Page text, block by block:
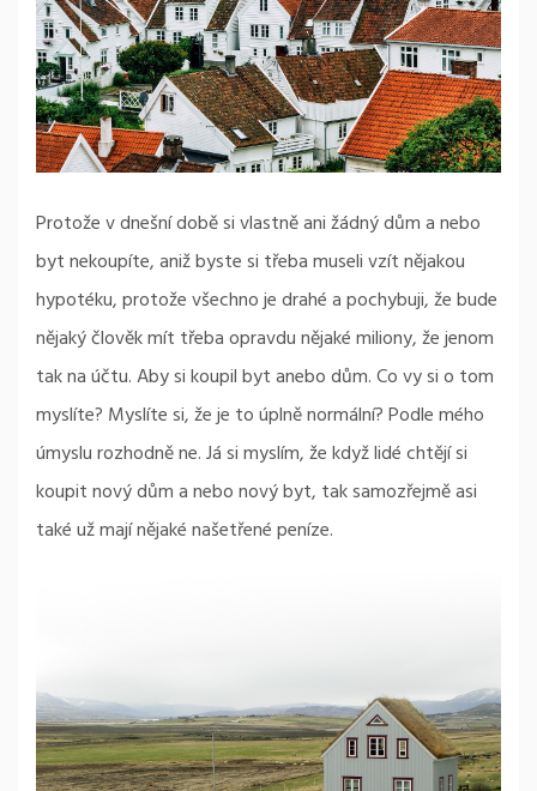
Protože v dnešní době si vlastně ani žádný dům a nebo
byt nekoupíte, aniž byste si třeba museli vzít nějakou
hypotéku, protože všechno je drahé a pochybuji, že bude
nějaký člověk mít třeba opravdu nějaké miliony, že jenom
tak na účtu. Aby si koupil byt anebo dům. Co vy si o tom
myslíte? Myslíte si, že je to úplně normální? Podle mého
úmyslu rozhodně ne. Já si myslím, že když lidé chtějí si
koupit nový dům a nebo nový byt, tak samozřejmě asi
také už mají nějaké našetřené peníze.